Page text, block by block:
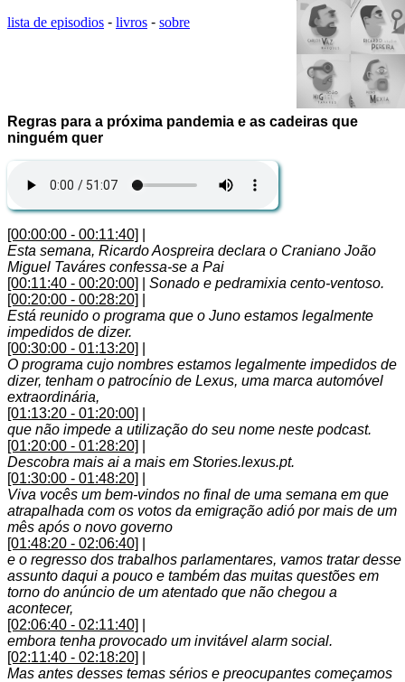
lista de episodios - livros - sobre
Regras para a próxima pandemia e as cadeiras que
ninguém quer
[00:00:00 - 00:11:40]
Esta semana, Ricardo Aospreira declara o Craniano João
Miguel Taváres confessa-se a Pai
[00:11:40 - 00:20:00]
Sonado e pedramixia cento-ventoso.
[00:20:00 - 00:28:20]
Está reunido o programa que o Juno estamos legalmente
impedidos de dizer.
[00:30:00 - 01:13:20]
O programa cujo nombres estamos legalmente impedidos de
dizer, tenham o patrocínio de Lexus, uma marca automóvel
extraordinária,
[01:13:20 - 01:20:00]
que não impede a utilização do seu nome neste podcast.
[01:20:00 - 01:28:20]
Descobra mais ai a mais em Stories.lexus.pt.
[01:30:00 - 01:48:20]
Viva vocês um bem-vindos no final de uma semana em que
atrapalhada com os votos da emigração adió por mais de um
mês após o novo governo
[01:48:20 - 02:06:40]
e o regresso dos trabalhos parlamentares, vamos tratar desse
assunto daqui a pouco e também das muitas questões em
torno do anúncio de um atentado que não chegou a
acontecer,
[02:06:40 - 02:11:40]
embora tenha provocado um invitável alarm social.
[02:11:40 - 02:18:20]
Mas antes desses temas sérios e preocupantes começamos